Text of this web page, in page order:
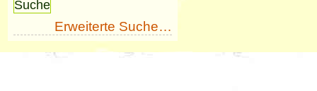
Erweiterte Suche…